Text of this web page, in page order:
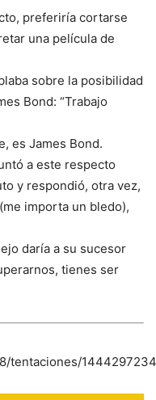
preferiría cortarse
una película de
sobre la posibilidad
Bond: “Trabajo
es James Bond.
a este respecto
y respondió, otra vez,
importa un bledo),
daría a su sucesor
tienes ser
tentaciones/